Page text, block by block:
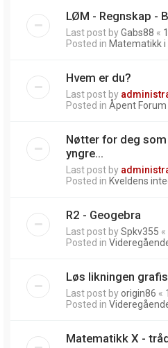
LØM - Regnskap -
Last post byGabs88 «
Posted in Matematikk
Hvem er du?
Last post by
Posted in Åpent
Nøtter for deg
yngre...
Last post by
Posted in Kveldens
R2 - Geogebra
Last post bySpkv355 «
Posted in
Løs likningen
Last post byorigin86 «
Posted in
Matematikk X -